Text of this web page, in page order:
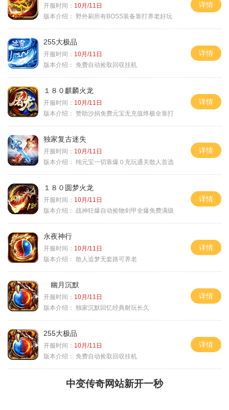
开服时间： 10月/11日
版本介绍：
野外刷所有BOSS装备靠打养老好玩
详情
255大极品
开服时间： 10月/11日
版本介绍： 免费自动捡取回収挂机
详情
１８０麒麟火龙
开服时间： 10月/11日
版本介绍： 赞助沙捐免费元宝无充值终极全靠打
详情
独家复古迷失
开服时间： 10月/11日
版本介绍： 纯元宝一切靠爆０充玩通关散人首选
详情
１８０圆梦火龙
开服时间： 10月/11日
版本介绍： 战神狂爆自动捡物剑甲全爆免费满级
详情
永夜神行
开服时间： 10月/11日
版本介绍： 散人追梦无套路可养老
详情
幽月沉默
开服时间： 10月/11日
版本介绍： 独家沉默回忆经典耐玩长久
详情
255大极品
开服时间： 10月/11日
版本介绍： 免费自动捡取回収挂机
详情
中变传奇网站新开一秒